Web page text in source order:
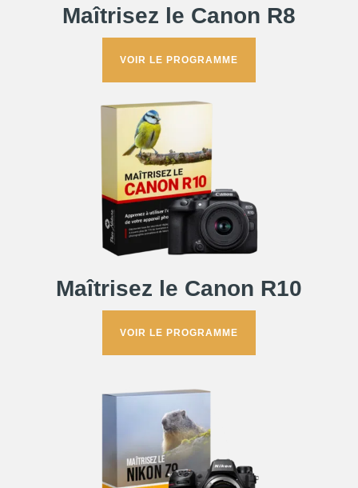
Maîtrisez le Canon R8
VOIR LE PROGRAMME
Maîtrisez le Canon R10
VOIR LE PROGRAMME